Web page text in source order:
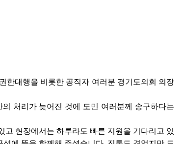
한대행을 비롯한 공직자 여러분 경기도의회 의장
처리가 늦어진 것에 도민 여러분께 송구하다는
현장에서는 하루라도 빠른 지원을 기다리고 있